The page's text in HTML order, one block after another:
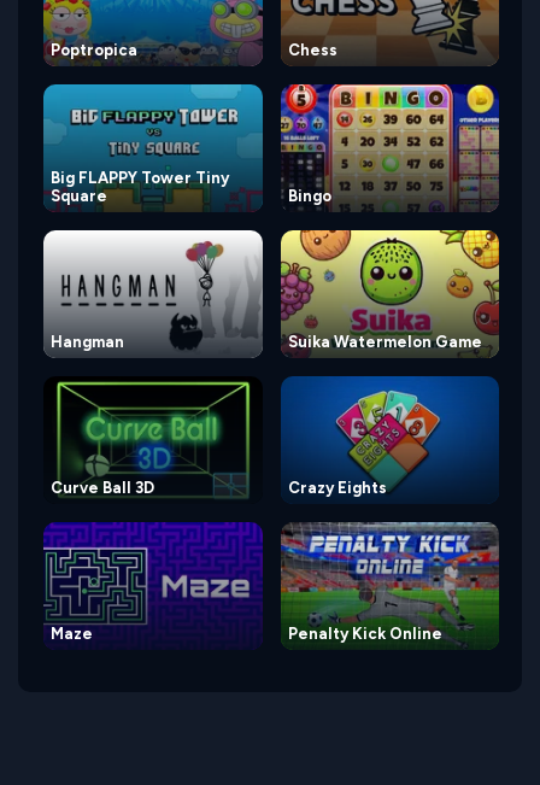
Poptropica Chess
Big FLAPPY Tower Tiny
Square
Bingo
Hangman Suika Watermelon Game
Curve Ball 3D Crazy Eights
Maze Penalty Kick Online